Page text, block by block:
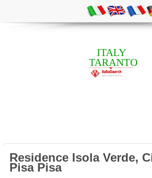
ITALY
TARANTO
Residence Isola Verde,
Pisa Pisa